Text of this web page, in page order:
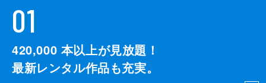
01
420,000 本以上が見放題！
最新レンタル作品も充実。